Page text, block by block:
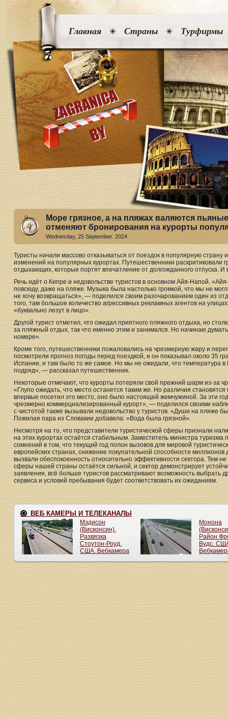
Главная Страны Турфирмы
Море грязное, а на пляжах валяются
отменяют бронирования на курорты
Wednesday, 25 September. 2024
Туристы начали массово отказываться от поездок в популярную
изменений на популярных курортах. Путешественники
отдыхающих, которые портят впечатление от долгожданного отпуска. И
Речь идёт о Кипре и недовольстве туристов в основном Айя-Напой.
повсюду, даже на пляже. Музыка была настолько громкой, что мы не
не хочу возвращаться», — поделился своим разочарованием один из
того, там большое количество агрессивных рекламных агентов на
«буквально лезут в лицо».
Другой турист отметил, что ожидал приятного пляжного отдыха, но
за пляжный отдых, так что именно этим и занимался. Но начинаю
номере».
Кроме того, путешественники пожаловались на чрезмерную жару и
посмотрели прогноз погоды перед поездкой, и он показывал около 35
Испании, и там было то же самое. Но мы не ожидали, что температура в
подряд», — рассказал путешественник.
Некоторые отмечают, что курорты потеряли свой прежний шарм из-за
«Глупо ожидать, что место останется таким же. Но различия
впервые посетил это место, оно было настоящей жемчужиной. За эти
чрезмерно коммерциализированный курорт», — поделился своими
с чистотой также вызывали недовольство у туристов. «Души на пляже
Пожилая пара из Словакии добавила: «Вода была грязной».
Несмотря на то, что представители туристической сферы признали
на этих курортах остаётся стабильным. Заместитель министра
сомнений в том, что текущий год полон вызовов для мировой
европейских странах, снижение покупательной способности миллионов
вызвали обеспокоенность относительно эффективности сектора. Тем
сферы нашей страны остаётся сильной, и сектор демонстрирует
заявления, всё больше туристов рассматривают возможность выбрать
сервиса и условий пребывания будет соответствовать их ожиданиям.